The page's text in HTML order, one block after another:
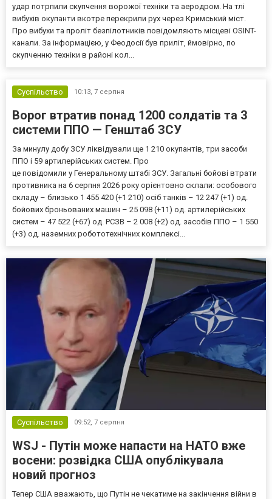
удар потрпили скупчення ворожої техніки та аеродром. На тлі
вибухів окупанти вкотре перекрили рух через Кримський міст.
Про вибухи та проліт безпілотників повідомляють місцеві OSINT-
канали. За інформацією, у Феодосії був приліт, ймовірно, по
скупченню техніки в районі кол...
Суспільство 10:13, 7 серпня
Ворог втратив понад 1200 солдатів та 3
системи ППО — Генштаб ЗСУ
За минулу добу ЗСУ ліквідували ще 1 210 окупантів, три засоби
ППО і 59 артилерійських систем. Про
це повідомили у Генеральному штабі ЗСУ. Загальні бойові втрати
противника на 6 серпня 2026 року орієнтовно склали: особового
складу – близько 1 455 420 (+1 210) осіб танків – 12 247 (+1) од.
бойових броньованих машин – 25 098 (+11) од. артилерійських
систем – 47 522 (+67) од. РСЗВ – 2 008 (+2) од. засобів ППО – 1 550
(+3) од. наземних робототехнічних комплексі...
Суспільство 09:52, 7 серпня
WSJ - Путін може напасти на НАТО вже
восени: розвідка США опублікувала
новий прогноз
Тепер США вважають, що Путін не чекатиме на закінчення війни в